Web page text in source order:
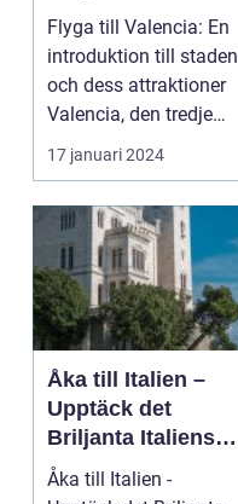
med sin rika
historia och kultur
Flyga till Valencia: En
introduktion till staden
och dess attraktioner
Valencia, den tredje
största...
17 januari 2024
Åka till Italien –
Upptäck det
Briljanta Italienska
Paradiset
Åka till Italien -